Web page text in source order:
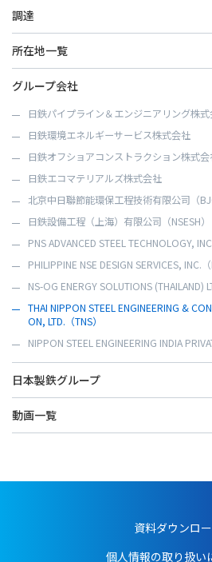
決算公告
免責事項
調達
調達基本方針
活動内容
お取引先の皆様へのお願い
お取引先コンプライアンス相談窓口
所在地一覧
本社
技術開発研究所
若松工場
関東支店
中部支社
大阪支社
九州支社
北海道支店
東北支店
日本海営業所
フィリピン支店
ベトナム支店
インドネシア支店
台湾事務所
グループ会社
日鉄パイプライン＆エンジニアリング株
日鉄環境エネルギーサービス株式会社
日鉄オフショアコンストラクション株式会
日鉄エコマテリアルズ株式会社
北京中日聯節能環保工程技術有限公司（
日鉄設備工程（上海）有限公司（NSESH）
PNS ADVANCED STEEL TECHNOLOGY,
PHILIPPINE NSE DESIGN SERVICES, INC.（
NS-OG ENERGY SOLUTIONS (THAILAND)
THAI NIPPON STEEL ENGINEERING &
ON, LTD.（TNS）
NIPPON STEEL ENGINEERING INDIA
日本製鉄グループ
動画一覧
資料ダウンロ
個人情報の取り扱い